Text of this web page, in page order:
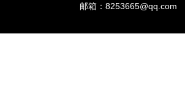
邮箱：8253665@qq.com